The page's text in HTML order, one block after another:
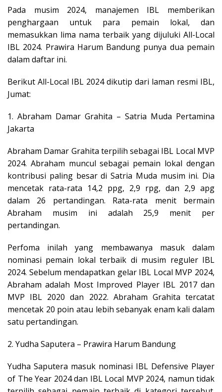
Pada musim 2024, manajemen IBL memberikan
penghargaan untuk para pemain lokal, dan
memasukkan lima nama terbaik yang dijuluki All-Local
IBL 2024. Prawira Harum Bandung punya dua pemain
dalam daftar ini.
Berikut All-Local IBL 2024 dikutip dari laman resmi IBL,
Jumat:
1. Abraham Damar Grahita – Satria Muda Pertamina
Jakarta
Abraham Damar Grahita terpilih sebagai IBL Local MVP
2024. Abraham muncul sebagai pemain lokal dengan
kontribusi paling besar di Satria Muda musim ini. Dia
mencetak rata-rata 14,2 ppg, 2,9 rpg, dan 2,9 apg
dalam 26 pertandingan. Rata-rata menit bermain
Abraham musim ini adalah 25,9 menit per
pertandingan.
Perfoma inilah yang membawanya masuk dalam
nominasi pemain lokal terbaik di musim reguler IBL
2024. Sebelum mendapatkan gelar IBL Local MVP 2024,
Abraham adalah Most Improved Player IBL 2017 dan
MVP IBL 2020 dan 2022. Abraham Grahita tercatat
mencetak 20 poin atau lebih sebanyak enam kali dalam
satu pertandingan.
2. Yudha Saputera – Prawira Harum Bandung
Yudha Saputera masuk nominasi IBL Defensive Player
of The Year 2024 dan IBL Local MVP 2024, namun tidak